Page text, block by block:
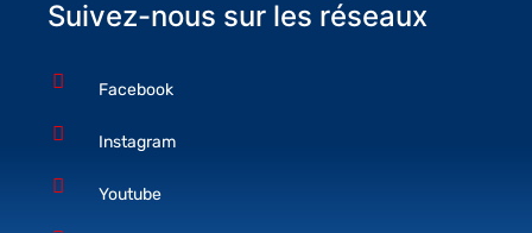
Suivez-nous sur les réseaux
Facebook
Instagram
Youtube